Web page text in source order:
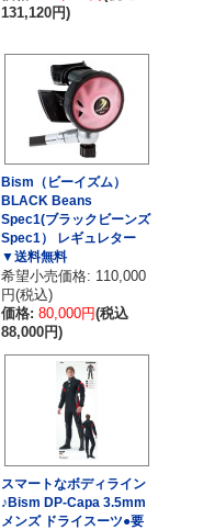
131,120円)
Bism（ビーイズム）
BLACK Beans
Spec1(ブラックビーンズ
Spec1） レギュレター
▼送料無料
希望小売価格: 110,000
円(税込)
価格: 80,000円(税込
88,000円)
スマートなボディライン
♪Bism DP-Capa 3.5mm
メンズ ドライスーツ●要